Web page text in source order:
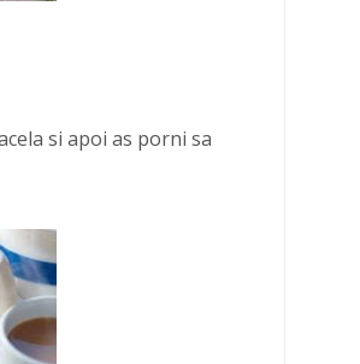
si apoi as porni sa